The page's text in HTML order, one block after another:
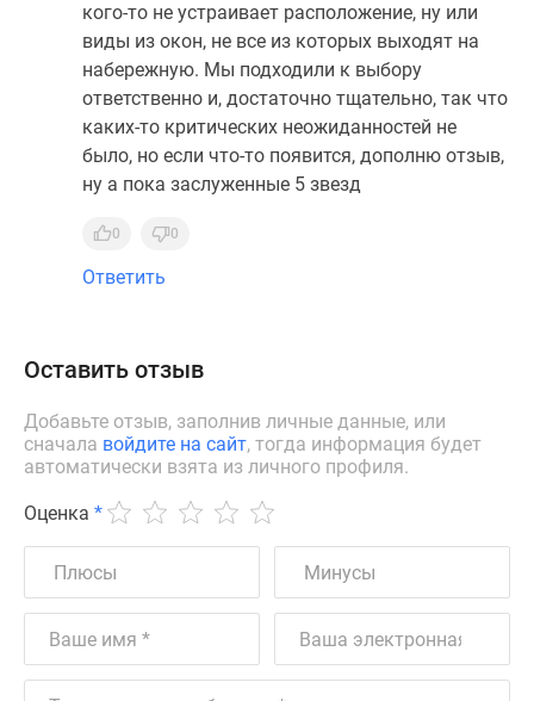
кого-то не устраивает расположение, ну или
виды из окон, не все из которых выходят на
набережную. Мы подходили к выбору
ответственно и, достаточно тщательно, так что
каких-то критических неожиданностей не
было, но если что-то появится, дополню отзыв,
ну а пока заслуженные 5 звезд
0 0
Ответить
Оставить отзыв
Добавьте отзыв, заполнив личные данные, или
сначала войдите на сайт, тогда информация будет
автоматически взята из личного профиля.
Оценка *